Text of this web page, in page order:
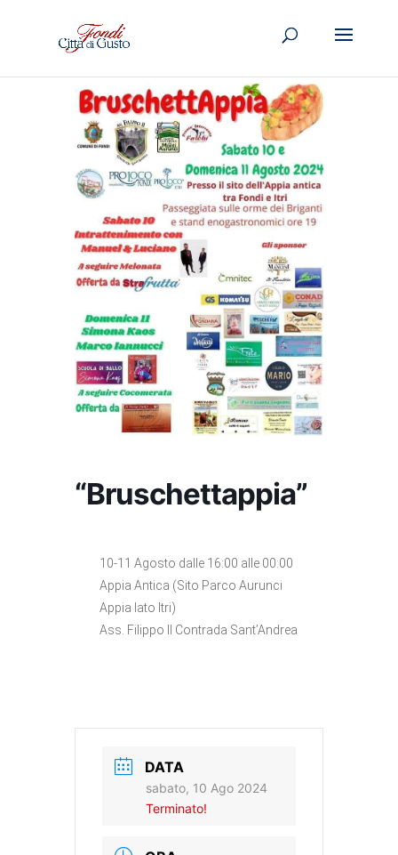
“Bruschettappia”
10-11 Agosto dalle 16:00 alle 00:00
Appia Antica (Sito Parco Aurunci
Appia lato Itri)
Ass. Filippo II Contrada Sant’Andrea
DATA
sabato, 10 Ago 2024
Terminato!